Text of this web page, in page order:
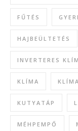
FŰTÉS
HAJBEÜLTETÉS
INVERTERES
KLÍMA
KUTYATÁP
MÉHPEMPŐ